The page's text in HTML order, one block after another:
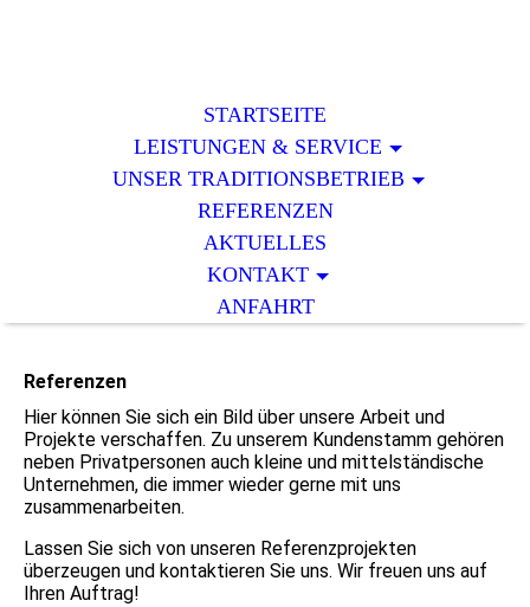
STARTSEITE
LEISTUNGEN & SERVICE
UNSER TRADITIONSBETRIEB
REFERENZEN
AKTUELLES
KONTAKT
ANFAHRT
Referenzen
Hier können Sie sich ein Bild über unsere Arbeit und
Projekte verschaffen. Zu unserem Kundenstamm gehören
neben Privatpersonen auch kleine und mittelständische
Unternehmen, die immer wieder gerne mit uns
zusammenarbeiten.
Lassen Sie sich von unseren Referenzprojekten
überzeugen und kontaktieren Sie uns. Wir freuen uns auf
Ihren Auftrag!